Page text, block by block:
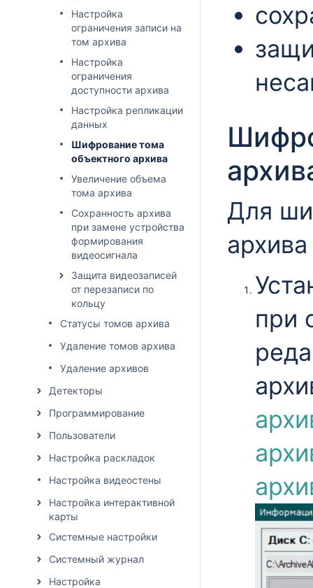
Настройка
ограничения записи на
том архива
Настройка
ограничения
доступности архива
Настройка репликации
данных
Шифрование тома
объектного архива
Увеличение объема
тома архива
Сохранность архива
при замене устройства
формирования
видеосигнала
Защита видеозаписей
от перезаписи по
кольцу
Статусы томов архива
Удаление томов архива
Удаление архивов
Детекторы
Программирование
Пользователи
Настройка раскладок
Настройка видеостены
Настройка интерактивной
карты
Системные настройки
Системный журнал
Настройка
Для
при